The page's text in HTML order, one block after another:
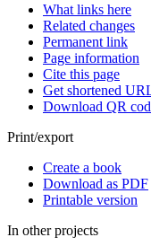
What links here
Related changes
Permanent link
Page information
Cite this page
Get shortened
Download QR
Print/export
Create a book
Download as PDF
Printable version
In other projects